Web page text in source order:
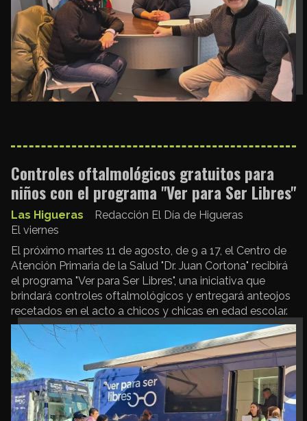
Controles oftalmológicos gratuitos para
niños con el programa "Ver para Ser Libres"
Redacción El Día de Higueras
Las Higueras
El viernes
El próximo martes 11 de agosto, de 9 a 17, el Centro de
Atención Primaria de la Salud "Dr. Juan Cortona" recibirá
el programa "Ver para Ser Libres", una iniciativa que
brindará controles oftalmológicos y entregará anteojos
recetados en el acto a chicos y chicas en edad escolar.